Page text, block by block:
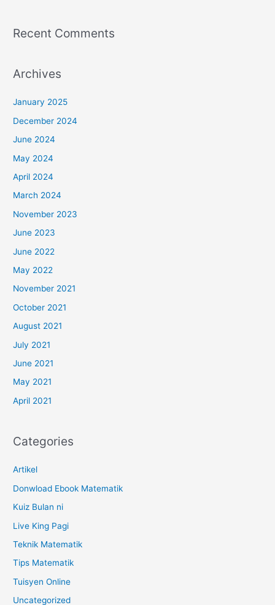
Recent Comments
Archives
January 2025
December 2024
June 2024
May 2024
April 2024
March 2024
November 2023
June 2023
June 2022
May 2022
November 2021
October 2021
August 2021
July 2021
June 2021
May 2021
April 2021
Categories
Artikel
Donwload Ebook Matematik
Kuiz Bulan ni
Live King Pagi
Teknik Matematik
Tips Matematik
Tuisyen Online
Uncategorized